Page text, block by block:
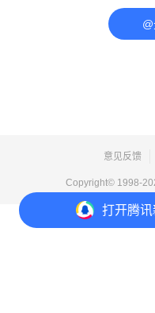
打开腾讯
意见反馈
Copyright© 1998-